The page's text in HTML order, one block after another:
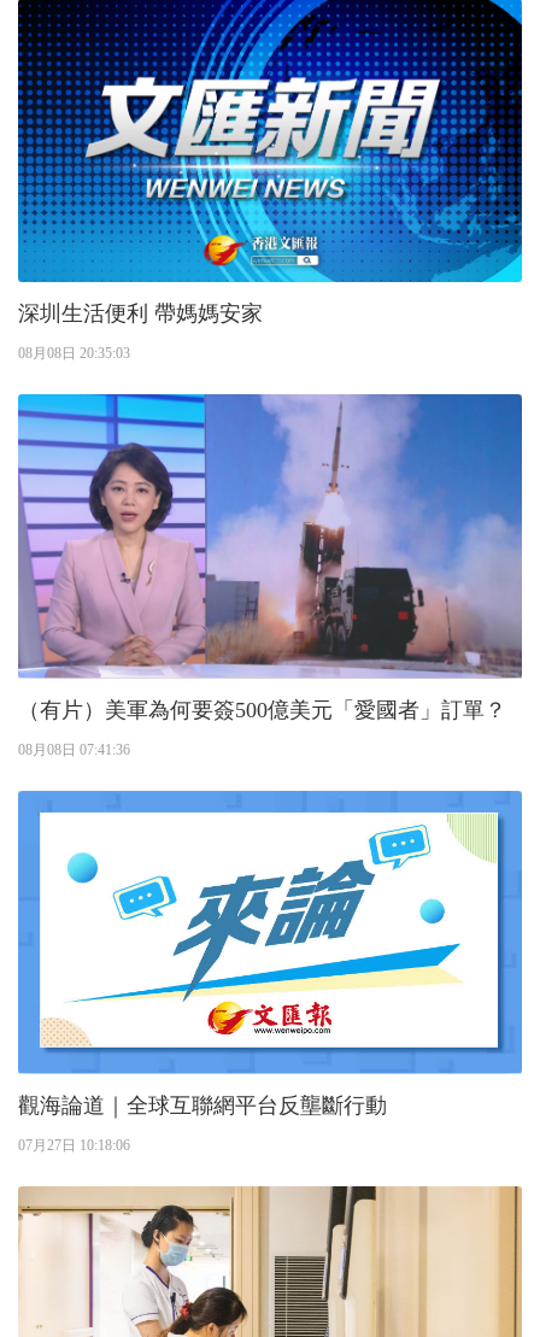
深圳生活便利 帶媽媽安家
08月08日 20:35:03
（有片）美軍為何要簽500億美元「愛國者」訂單？
08月08日 07:41:36
觀海論道｜全球互聯網平台反壟斷行動
07月27日 10:18:06